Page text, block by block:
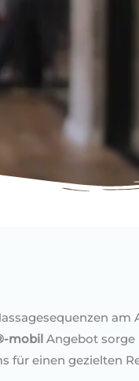
am
mobil Angebot
für einen gezielten